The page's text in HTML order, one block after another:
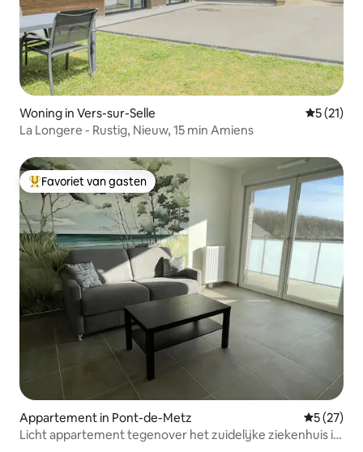
Woning in Vers-sur-Selle
5 (21)
La Longere - Rustig, Nieuw, 15 min Amiens
Topfavoriet van gasten
Favoriet van gasten
Appartement in Pont-de-Metz
5 (27)
Licht appartement tegenover het zuidelijke ziekenhuis in